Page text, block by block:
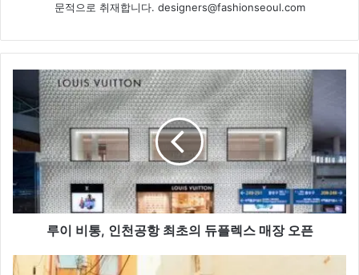
문적으로 취재합니다. designers@fashionseoul.com
이
비
통,
항
최
듀
루이 비통, 인천공항 최초의 듀플렉스 매장 오픈
리